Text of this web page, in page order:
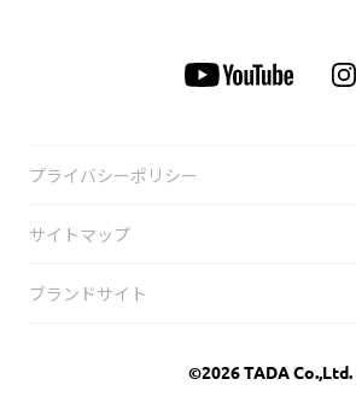
プライバシーポリシー
サイトマップ
ブランドサイト
©2026 TADA Co.,Ltd.